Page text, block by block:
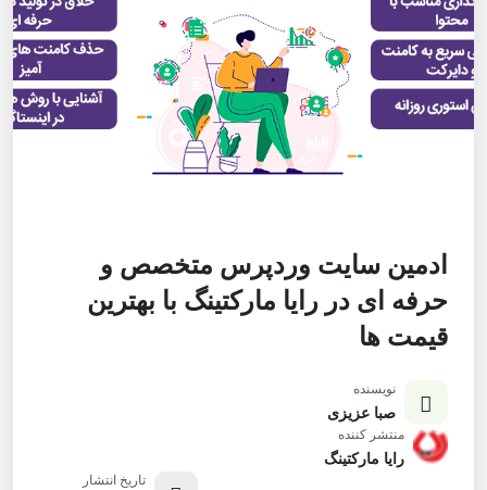
ادمین سایت وردپرس متخصص و
حرفه ای در رایا مارکتینگ با بهترین
قیمت ها
نویسنده
صبا عزیزی
منتشر کننده
رایا مارکتینگ
تاریخ انتشار